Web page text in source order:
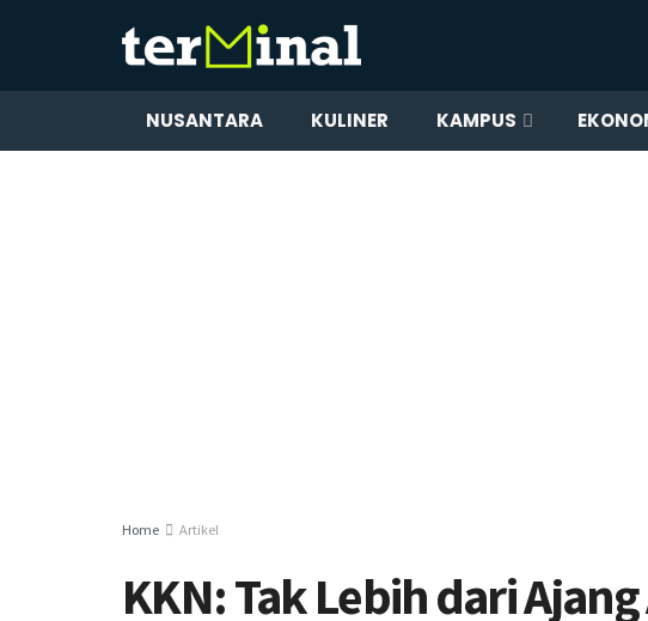
NUSANTARA KULINER KAMPUS
Home Artikel
KKN: Tak Lebih dari